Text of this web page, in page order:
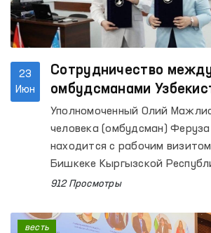
23
Июн
Сотрудничество
омбудсманами
Кыргызстана выходит
уровень
Уполномоченный Олий
человека (омбудсман)
находится с рабочим
Бишкеке Кыргызской
в Консультативной встрече
членов ШОС.
912 Просмотры
весть